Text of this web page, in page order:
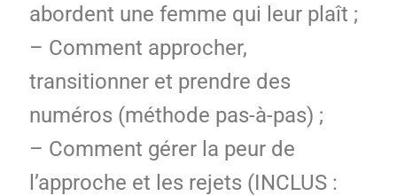
abordent une femme qui leur plaît ;
– Comment approcher,
transitionner et prendre des
numéros (méthode pas-à-pas) ;
– Comment gérer la peur de
l’approche et les rejets (INCLUS :